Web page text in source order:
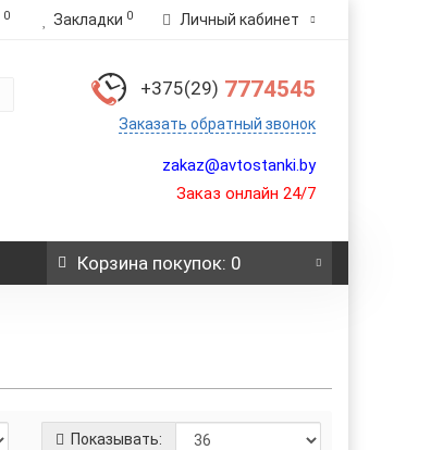
0 Закладки 0 Личный кабинет
+375(29) 7774545
Заказать обратный звонок
zakaz@avtostanki.by
Заказ онлайн 24/7
Корзинапокупок: 0
Показывать: